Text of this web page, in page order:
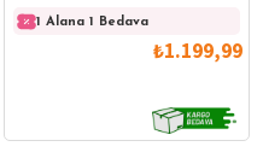
3 Triko 999,90 TL
Desenli Mavi Triko Kazak
1 Alana 1 Bedava
₺1.199,99